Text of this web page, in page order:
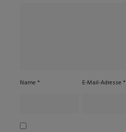
Name * E-Mail-Adresse*